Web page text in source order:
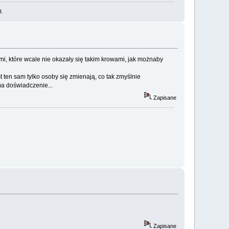
które wcale nie okazały się takim krowami, jak możnaby
sam tylko osoby się zmienają, co tak zmyślnie
doświadczenie...
Zapisane
Zapisane